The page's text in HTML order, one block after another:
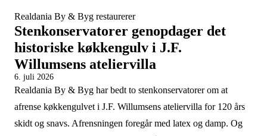
Realdania By & Byg restaurerer
Stenkonservatorer genopdager det
historiske køkkengulv i J.F.
Willumsens ateliervilla
6. juli 2026
Realdania By & Byg har bedt to stenkonservatorer om at
afrense køkkengulvet i J.F. Willumsens ateliervilla for 120 års
skidt og snavs. Afrensningen foregår med latex og damp. Og